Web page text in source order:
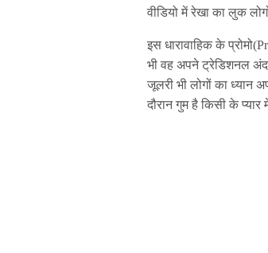
वीडियो में रेखा का लुक
इस धारावाहिक के
भी वह अपने ट्रेडिशनल
जूलरी भी लोगों का ध्यान
दौरान गुम है किसी के प्यार